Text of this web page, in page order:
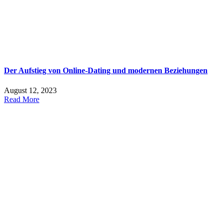
Der Aufstieg von Online-Dating und modernen Beziehungen
August 12, 2023
Read More